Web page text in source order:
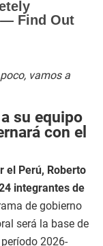
vamos a
su equipo
con el
el Perú, Roberto
integrantes de
de gobierno
será la base de
2026-